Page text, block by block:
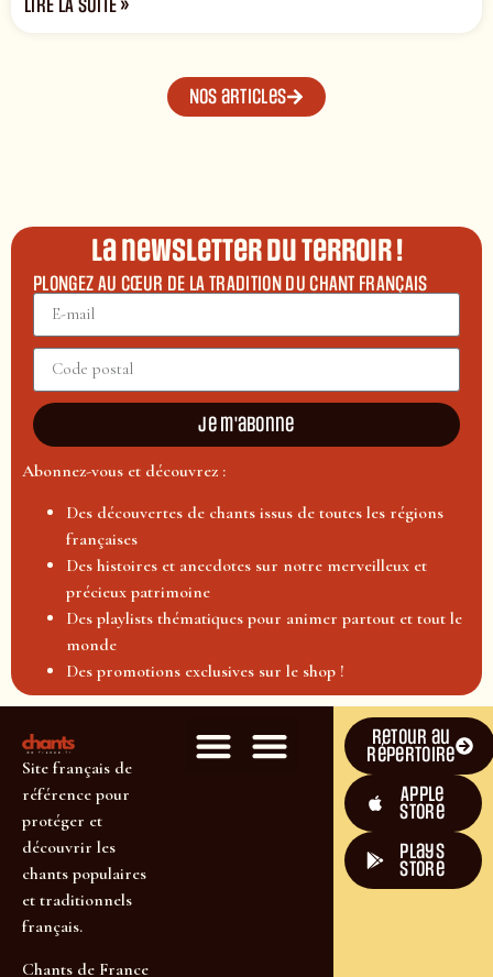
LIRE LA SUITE »
Nos articles
La newsletter du terroir !
PLONGEZ AU CŒUR DE LA TRADITION DU CHANT FRANÇAIS
Je m'abonne
Abonnez-vous et découvrez :
Des découvertes de chants issus de toutes les régions
françaises
Des histoires et anecdotes sur notre merveilleux et
précieux patrimoine
Des playlists thématiques pour animer partout et tout le
monde
Des promotions exclusives sur le shop !
Site français de
référence pour
protéger et
découvrir les
chants populaires
et traditionnels
français.
Chants de France
Retour au
répertoire
Apple
Store
plays
store